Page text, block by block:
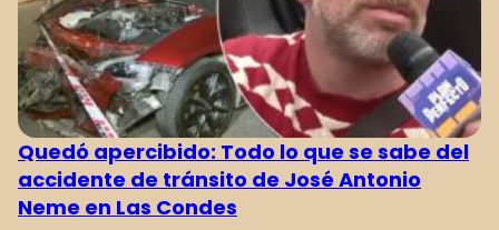
Quedó apercibido: Todo lo que se sabe del
accidente de tránsito de José Antonio
Neme en Las Condes